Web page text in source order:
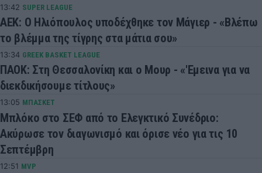
13:42 SUPER LEAGUE
ΑΕΚ: Ο Ηλιόπουλος υποδέχθηκε τον Μάγιερ - «Βλέπω
το βλέμμα της τίγρης στα μάτια σου»
13:34 GREEK BASKET LEAGUE
ΠΑΟΚ: Στη Θεσσαλονίκη και ο Μουρ - «'Εμεινα για να
διεκδικήσουμε τίτλους»
13:05 ΜΠΑΣΚΕΤ
Μπλόκο στο ΣΕΦ από το Ελεγκτικό Συνέδριο:
Ακύρωσε τον διαγωνισμό και όρισε νέο για τις 10
Σεπτέμβρη
12:51 MVP